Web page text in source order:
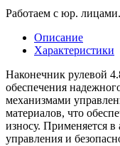
Работаем с юр.
Описание
Характеристики
Наконечник рулевой
обеспечения
механизмами
материалов, что
износу. Применяется
управления и